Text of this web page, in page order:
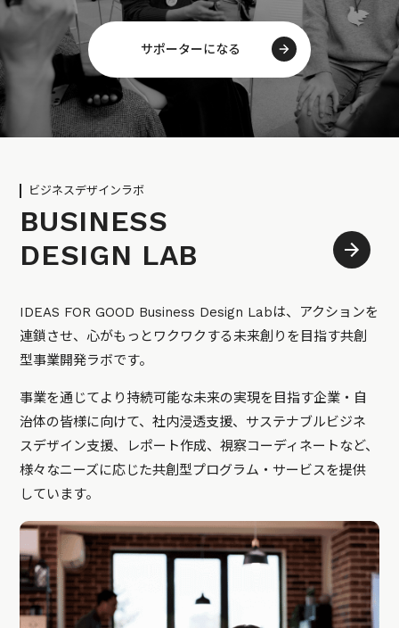
サポーターになる
ビジネスデザインラボ
BUSINESS
DESIGN LAB
IDEAS FOR GOOD Business Design Labは、アクションを
連鎖させ、心がもっとワクワクする未来創りを目指す共創
型事業開発ラボです。
事業を通じてより持続可能な未来の実現を目指す企業・自
治体の皆様に向けて、社内浸透支援、サステナブルビジネ
スデザイン支援、レポート作成、視察コーディネートなど、
様々なニーズに応じた共創型プログラム・サービスを提供
しています。